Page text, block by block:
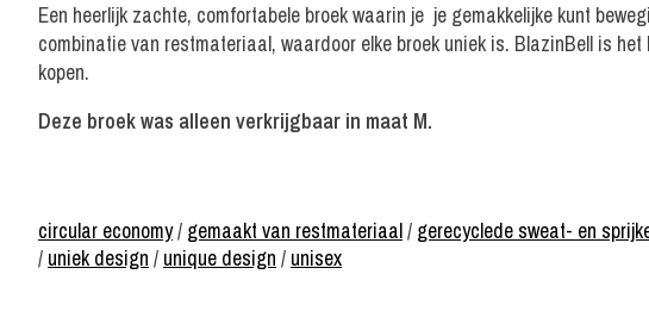
Een heerlijk zachte, comfortabele broek waarin je je gemakkelijke kunt
combinatie van restmateriaal, waardoor elke broek uniek is. BlazinBell is
kopen.
Deze broek was alleen verkrijgbaar in maat M.
circular economy/ gemaakt van restmateriaal/ gerecyclede sweat- en
/ uniek design / unique design / unisex